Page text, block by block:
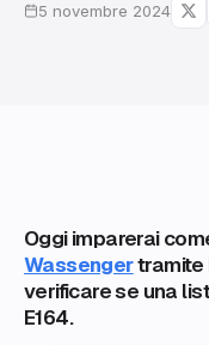
5 novembre 2024
Oggi imparerai
Wassengertramite
verificare se una
E164.